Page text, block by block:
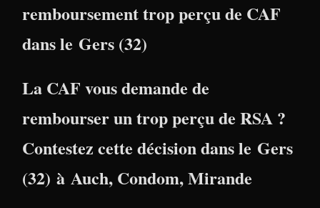
remboursement trop perçu de CAF
dans le Gers (32)
La CAF vous demande de
rembourser un trop perçu de RSA ?
Contestez cette décision dans le Gers
(32) à Auch, Condom, Mirande